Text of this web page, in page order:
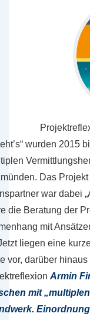
wurden
Das
war dabei
die Beratung der
mit
liegen eine
vor, darüber
Armin
mit